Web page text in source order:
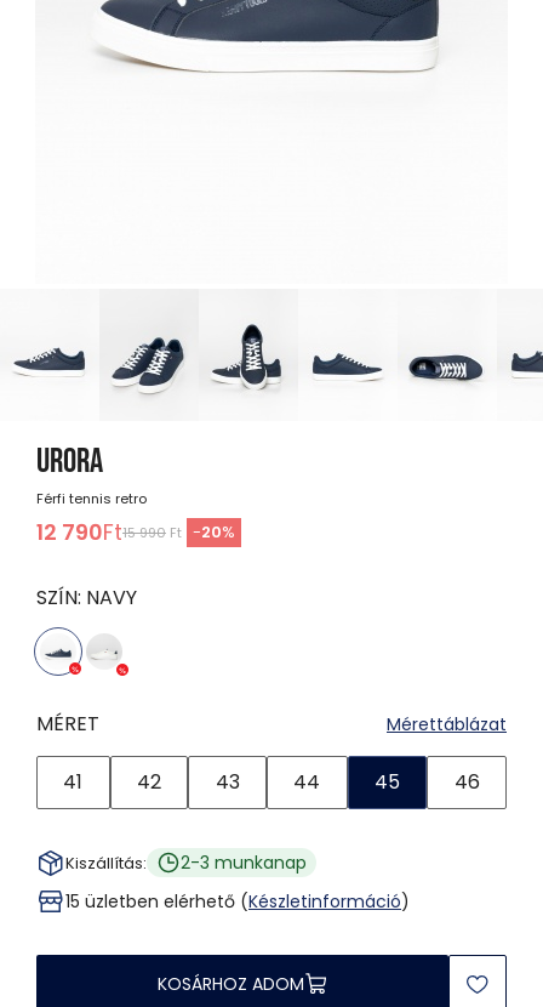
URORA
Férfi tennis retro
12 790Ft15 990 Ft -20%
SZÍN: NAVY
MÉRET Mérettáblázat
41 42 43 44 45 46
Kiszállítás:
2-3 munkanap
15 üzletben elérhető (Készletinformáció)
KOSÁRHOZ ADOM